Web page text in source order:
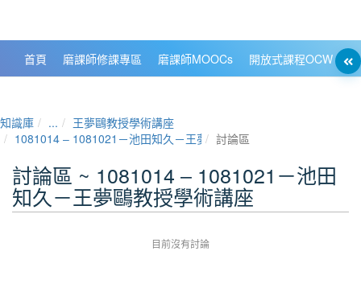
首頁 磨課師修課專區 磨課師MOOCs 開放式課程OCW
知識庫 ...
王夢鷗教授學術講座
1081014 ‒ 1081021－池田知久－王夢鷗教授學術講座
討論區
討論區 ~ 1081014 ‒ 1081021－池田
知久－王夢鷗教授學術講座
目前沒有討論